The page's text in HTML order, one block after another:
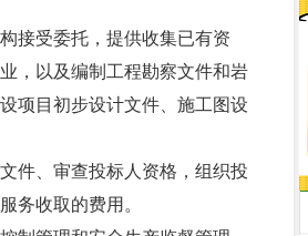
接受委托，提供收集已有资
，以及编制工程勘察文件和岩
项目初步设计文件、施工图设
件、审查投标人资格，组织投
务收取的费用。